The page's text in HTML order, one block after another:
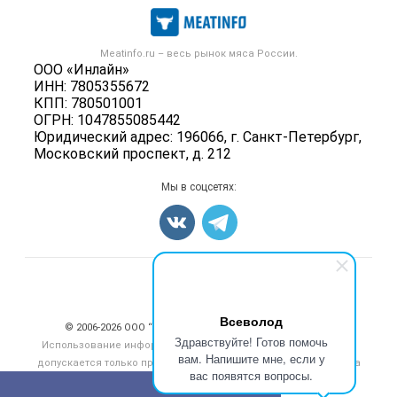
Всеволод
Здравствуйте! Готов помочь
вам. Напишите мне, если у
вас появятся вопросы.
Meatinfo.ru – весь рынок мяса России.
ООО «Инлайн»
ИНН: 7805355672
КПП: 780501001
ОГРН: 1047855085442
Юридический адрес: 196066, г. Санкт-Петербург,
Московский проспект, д. 212
Публичная оферта
Контактная информация
Политика обработки персональных данных
Новости рынка
Мониторинг
Вакансии
Мясо, мясопродукты
Скот в живом весе
Колбасы, сосиски, деликатесы
Мясные полуфабрикаты
Мясные снеки
Яйца
Карта объявлений
Мы в соцсетях:
© 2006‑2026 ООО “Инлайн”. 12+ Все права защищены.
Использование информации, размещенной на данном сайте,
допускается только при размещении активной гиперссылки на
meatinfo.ru